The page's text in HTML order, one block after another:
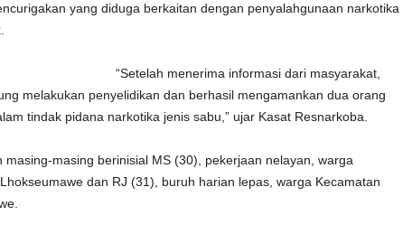
yang diduga berkaitan dengan penyalahgunaan narkotika
“Setelah menerima informasi dari masyarakat,
melakukan penyelidikan dan berhasil mengamankan dua orang
tindak pidana narkotika jenis sabu,” ujar Kasat Resnarkoba.
masing-masing berinisial MS (30), pekerjaan nelayan, warga
dan RJ (31), buruh harian lepas, warga Kecamatan